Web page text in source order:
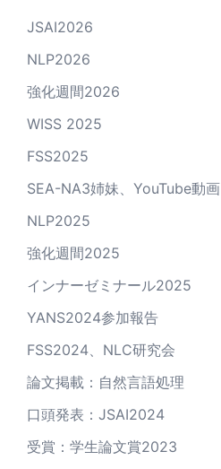
JSAI2026
NLP2026
強化週間2026
WISS 2025
FSS2025
SEA-NA3姉妹、YouTube動画
NLP2025
強化週間2025
インナーゼミナール2025
YANS2024参加報告
FSS2024、NLC研究会
論文掲載：自然言語処理
口頭発表：JSAI2024
受賞：学生論文賞2023